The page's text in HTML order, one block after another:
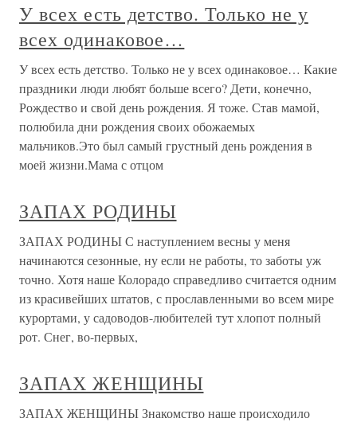
У всех есть детство. Только не у
всех одинаковое…
У всех есть детство. Только не у всех одинаковое… Какие
праздники люди любят больше всего? Дети, конечно,
Рождество и свой день рождения. Я тоже. Став мамой,
полюбила дни рождения своих обожаемых
мальчиков.Это был самый грустный день рождения в
моей жизни.Мама с отцом
ЗАПАХ РОДИНЫ
ЗАПАХ РОДИНЫ С наступлением весны у меня
начинаются сезонные, ну если не работы, то заботы уж
точно. Хотя наше Колорадо справедливо считается одним
из красивейших штатов, с прославленными во всем мире
курортами, у садоводов-любителей тут хлопот полный
рот. Снег, во-первых,
ЗАПАХ ЖЕНЩИНЫ
ЗАПАХ ЖЕНЩИНЫ Знакомство наше происходило